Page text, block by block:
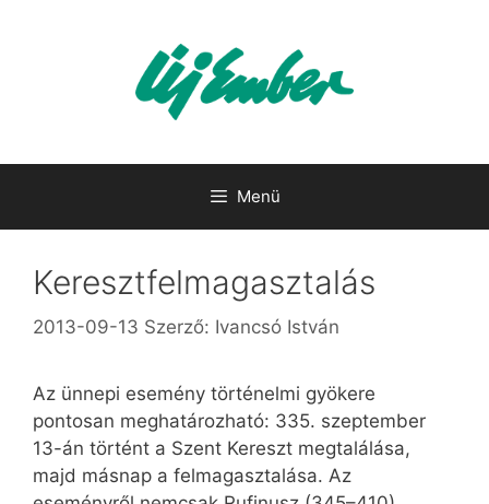
Menü
Keresztfelmagasztalás
2013-09-13 Szerző: Ivancsó István
Az ünnepi esemény történelmi gyökere
pontosan meghatározható: 335. szeptember
13-án történt a Szent Kereszt megtalálása,
majd másnap a felmagasztalása. Az